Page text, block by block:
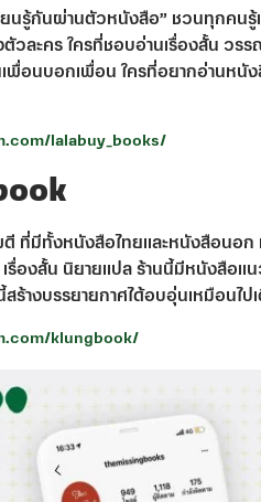
ยนรู้กันผ่านตัวหนังสือ” ชวนทุกคน
วละคร ใครที่ชอบอ่านเรื่องสั้น ว
พื่อนบอกเพื่อน ใครที่อยากอ่านหนั
lalabuy_books/
ที่มีทั้งหนังสือไทยและหนังสือนอก
องสั้น นิยายแปล ร้านนี้มีหนังสือแ
ร้างบรรยายกาศได้อบอุ่นเหมือนไป
klungbook/